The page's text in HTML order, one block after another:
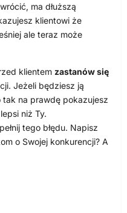
ma dłuższą
klientowi że
ale teraz może
klientem zastanów się
Jeżeli będziesz ją
tak na prawdę pokazujesz
niż Ty.
tego błędu. Napisz
o Swojej konkurencji? A